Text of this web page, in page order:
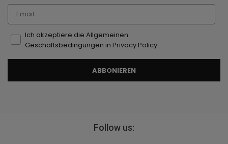
Email
Ich akzeptiere die Allgemeinen
Geschäftsbedingungen in Privacy Policy
ABBONIEREN
Follow us: